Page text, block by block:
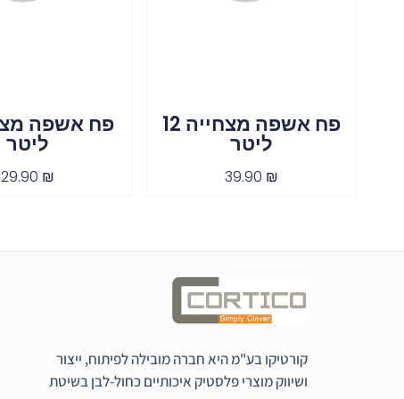
פח אשפה מצחייה 12
ליטר
39.90 ₪
ליטר
29.90 ₪
קורטיקו בע"מ היא חברה מובילה לפיתוח, ייצור
ושיווק מוצרי פלסטיק איכותיים כחול-לבן בשיטת